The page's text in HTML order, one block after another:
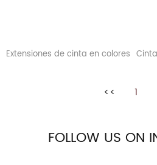
Extensiones de cinta en colores
<< 1
FOLLOW US ON